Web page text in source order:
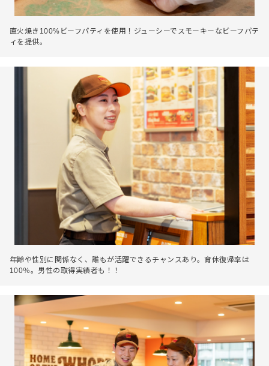
直火焼き100%ビーフパティを使用！ジューシーでスモーキーなビーフパテ
ィを提供。
年齢や性別に関係なく、誰もが活躍できるチャンスあり。育休復帰率は
100％。男性の取得実績者も！！